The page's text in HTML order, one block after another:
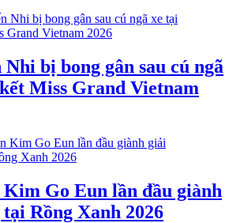
bị bong gân sau cú ngã
Miss Grand Vietnam
Go Eun lần đầu giành
tại Rồng Xanh 2026